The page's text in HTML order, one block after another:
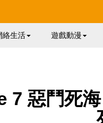
絡生活 遊戲動漫
7 惡鬥死